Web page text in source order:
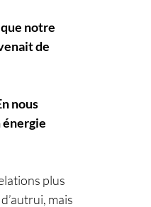
notre
de
nous
énergie
plus
mais